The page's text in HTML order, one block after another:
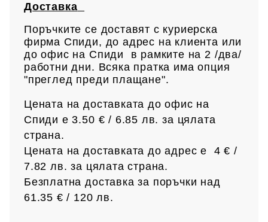
Доставка
Поръчките се доставят с куриерска
фирма Спиди, до адрес на клиента или
до офис на Спиди в рамките на 2 /два/
работни дни. Всяка пратка има опция
"преглед преди плащане".
Цената на доставката до офис на
Спиди е 3.50 € / 6.85 лв.за цялата
страна.
Цената на доставката до адрес е 4 € /
7.82 лв.за цялата страна.
Безплатна доставка за поръчки над
61.35 € / 120 лв.